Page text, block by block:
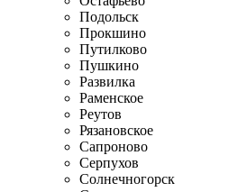
Подольск
Прокшино
Путилково
Пушкино
Развилка
Раменское
Реутов
Рязановское
Сапроново
Серпухов
Солнечногорск